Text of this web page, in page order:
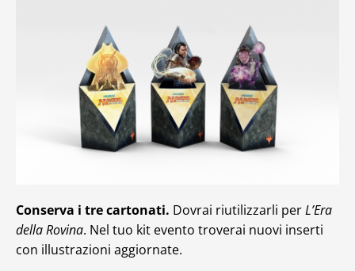
Conserva i tre cartonati. Dovrai riutilizzarli perL’Era
della Rovina. Nel tuo kit evento troverai nuovi inserti
con illustrazioni aggiornate.